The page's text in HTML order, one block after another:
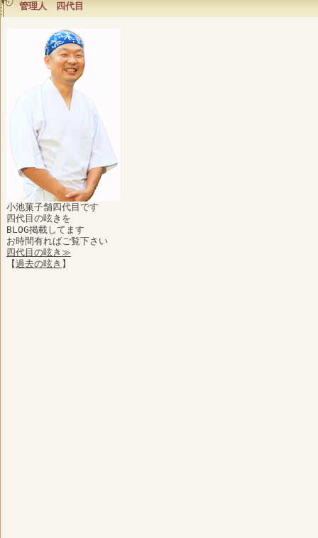
管理人 四代目
小池菓子舗四代目です
四代目の呟きを
BLOG掲載してます
お時間有ればご覧下さい
四代目の呟き≫
【過去の呟き 】